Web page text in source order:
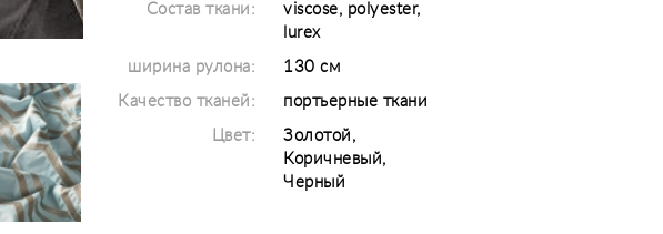
Состав ткани:
viscose, polyester,
lurex
ширина рулона: 130 см
Качество тканей: портьерные ткани
Цвет:
Золотой,
Коричневый,
Черный